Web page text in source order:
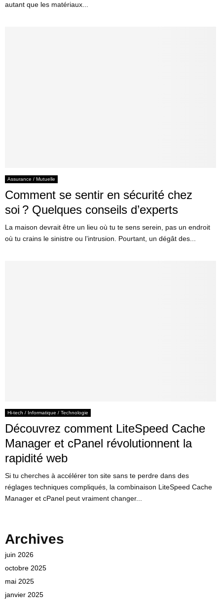
autant que les matériaux...
Assurance / Mutuelle
Comment se sentir en sécurité chez
soi ? Quelques conseils d’experts
La maison devrait être un lieu où tu te sens serein, pas un endroit
où tu crains le sinistre ou l’intrusion. Pourtant, un dégât des...
Hi-tech / Informatique / Technologie
Découvrez comment LiteSpeed Cache
Manager et cPanel révolutionnent la
rapidité web
Si tu cherches à accélérer ton site sans te perdre dans des
réglages techniques compliqués, la combinaison LiteSpeed Cache
Manager et cPanel peut vraiment changer...
Archives
juin 2026
octobre 2025
mai 2025
janvier 2025